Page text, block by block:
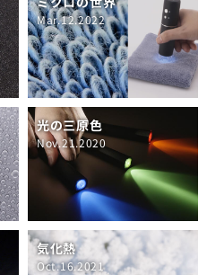
Mar.12.2022
光の三原色
Nov.21.2020
気化熱
Oct.16.2021